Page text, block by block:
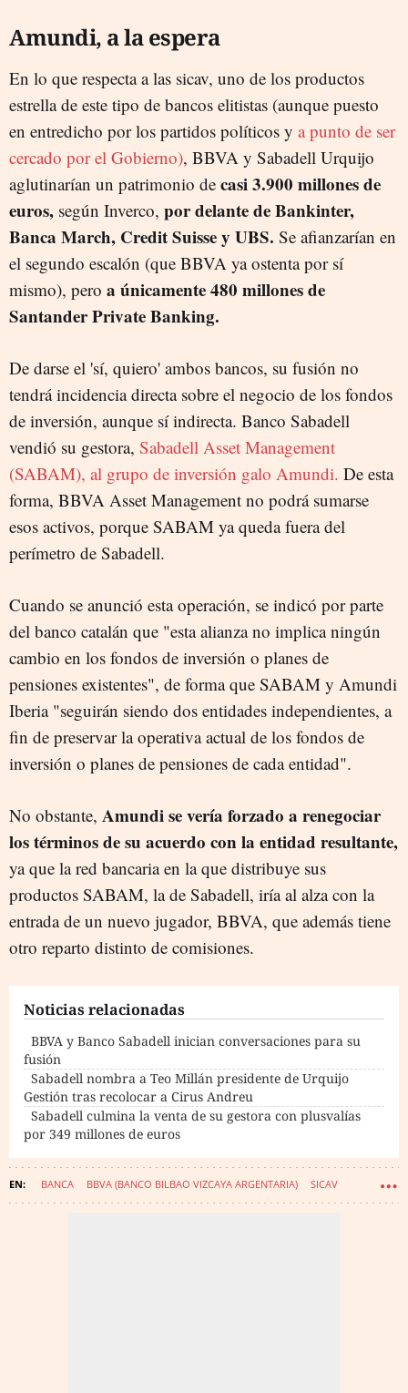
Amundi, a la espera
En lo que respecta a las sicav, uno de los productos
estrella de este tipo de bancos elitistas (aunque puesto
en entredicho por los partidos políticos y a punto de ser
cercado por el Gobierno), BBVA y Sabadell Urquijo
aglutinarían un patrimonio de casi 3.900 millones de
euros, según Inverco, por delante de Bankinter,
Banca March, Credit Suisse y UBS. Se afianzarían en
el segundo escalón (que BBVA ya ostenta por sí
mismo), pero a únicamente 480 millones de
Santander Private Banking.
De darse el 'sí, quiero' ambos bancos, su fusión no
tendrá incidencia directa sobre el negocio de los fondos
de inversión, aunque sí indirecta. Banco Sabadell
vendió su gestora, Sabadell Asset Management
(SABAM), al grupo de inversión galo Amundi. De esta
forma, BBVA Asset Management no podrá sumarse
esos activos, porque SABAM ya queda fuera del
perímetro de Sabadell.
Cuando se anunció esta operación, se indicó por parte
del banco catalán que "esta alianza no implica ningún
cambio en los fondos de inversión o planes de
pensiones existentes", de forma que SABAM y Amundi
Iberia "seguirán siendo dos entidades independientes, a
fin de preservar la operativa actual de los fondos de
inversión o planes de pensiones de cada entidad".
No obstante, Amundi se vería forzado a renegociar
los términos de su acuerdo con la entidad resultante,
ya que la red bancaria en la que distribuye sus
productos SABAM, la de Sabadell, iría al alza con la
entrada de un nuevo jugador, BBVA, que además tiene
otro reparto distinto de comisiones.
Noticias relacionadas
BBVA y Banco Sabadell inician conversaciones para su
fusión
Sabadell nombra a Teo Millán presidente de Urquijo
Gestión tras recolocar a Cirus Andreu
Sabadell culmina la venta de su gestora con plusvalías
por 349 millones de euros
BANCA BBVA (BANCO BILBAO VIZCAYA ARGENTARIA) SICAV